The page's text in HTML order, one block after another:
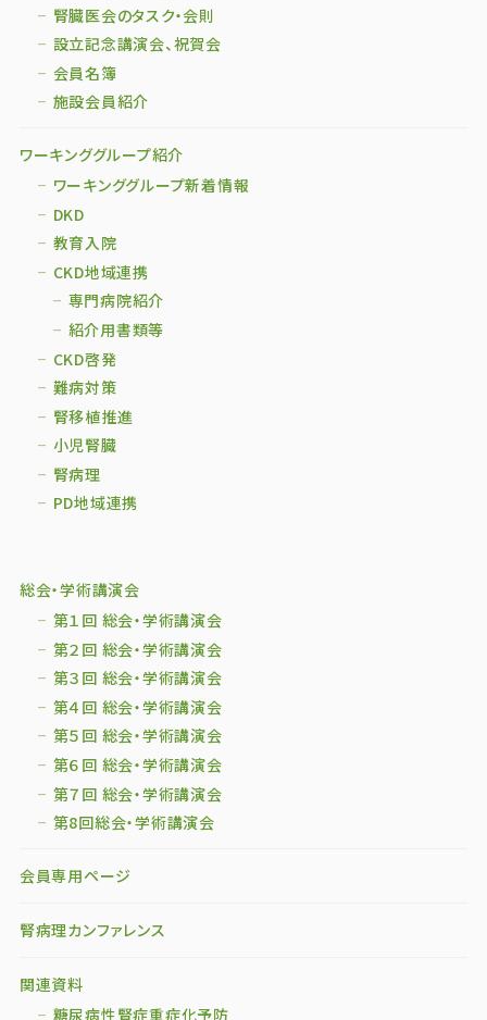
腎臓医会のタスク・会則
設立記念講演会、祝賀会
会員名簿
施設会員紹介
ワーキンググループ紹介
ワーキンググループ新着情報
DKD
教育入院
CKD地域連携
専門病院紹介
紹介用書類等
CKD啓発
難病対策
腎移植推進
小児腎臓
腎病理
PD地域連携
総会・学術講演会
第１回 総会・学術講演会
第２回 総会・学術講演会
第３回 総会・学術講演会
第４回 総会・学術講演会
第５回 総会・学術講演会
第６回 総会・学術講演会
第７回 総会・学術講演会
第8回総会・学術講演会
会員専用ページ
腎病理カンファレンス
関連資料
糖尿病性腎症重症化予防